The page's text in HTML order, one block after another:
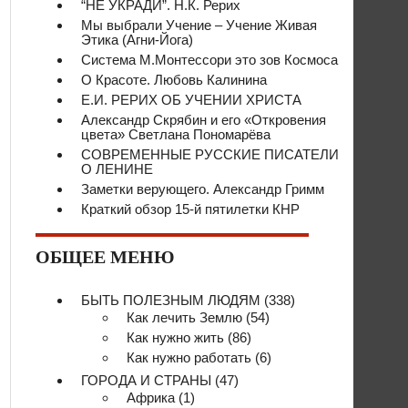
“НЕ УКРАДИ”. Н.К. Рерих
Мы выбрали Учение – Учение Живая
Этика (Агни-Йога)
Система М.Монтессори это зов Космоса
О Красоте. Любовь Калинина
Е.И. РЕРИХ ОБ УЧЕНИИ ХРИСТА
Александр Скрябин и его «Откровения
цвета» Светлана Пономарёва
СОВРЕМЕННЫЕ РУССКИЕ ПИСАТЕЛИ
О ЛЕНИНЕ
Заметки верующего. Александр Гримм
Краткий обзор 15-й пятилетки КНР
ОБЩЕЕ МЕНЮ
БЫТЬ ПОЛЕЗНЫМ ЛЮДЯМ (338)
Как лечить Землю (54)
Как нужно жить (86)
Как нужно работать (6)
ГОРОДА И СТРАНЫ (47)
Африка (1)